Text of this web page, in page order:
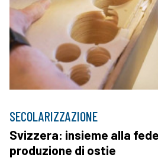
SECOLARIZZAZIONE
Svizzera: insieme alla
produzione di ostie